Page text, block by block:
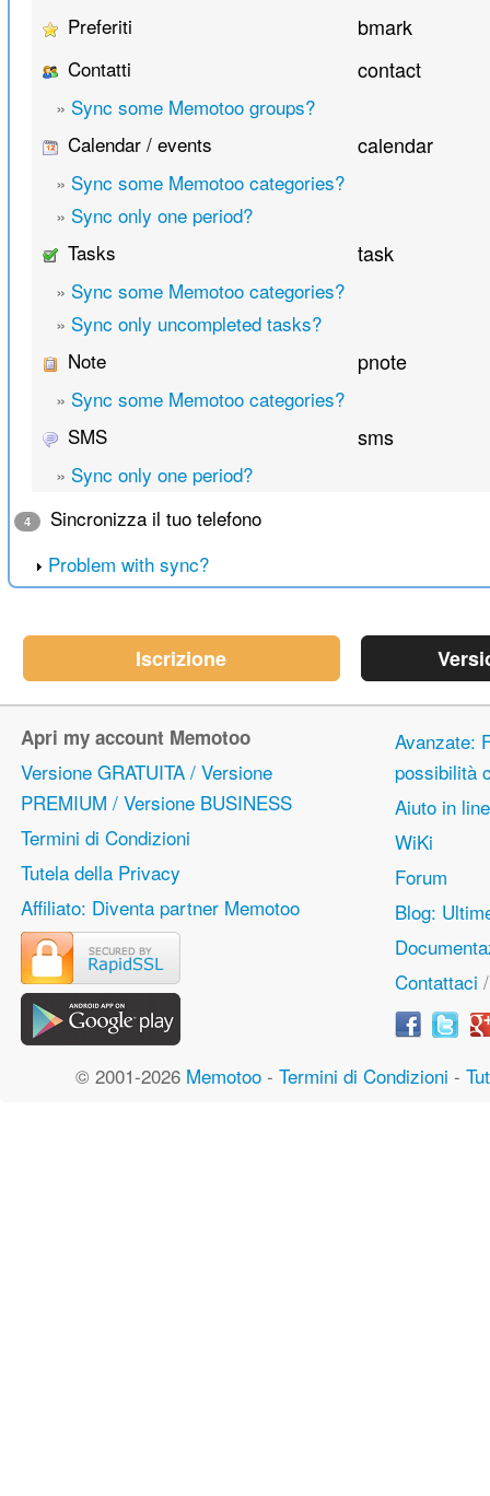
Preferiti
bmark
Contatti contact
» Sync some Memotoo groups?
Calendar / events
calendar
» Sync some Memotoo categories?
» Sync only one period?
Tasks
task
» Sync some Memotoo categories?
» Sync only uncompleted tasks?
Note
pnote
» Sync some Memotoo categories?
SMS
sms
» Sync only one period?
4
Sincronizza il tuo telefono
Problem with sync?
Iscrizione
Apri my account Memotoo
Versione GRATUITA / Versione
PREMIUM / Versione BUSINESS
Termini di Condizioni
Tutela della Privacy
Affiliato: Diventa partner Memotoo
Avanzate:
possibilità
Aiuto in
WiKi
Forum
Blog:
Contattaci
© 2001-2026 Memotoo- Termini di Condizioni -